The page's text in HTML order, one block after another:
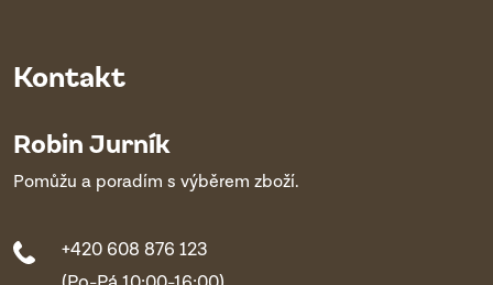
Kontakt
Robin Jurník
Pomůžu a poradím s výběrem zboží.
+420 608 876 123